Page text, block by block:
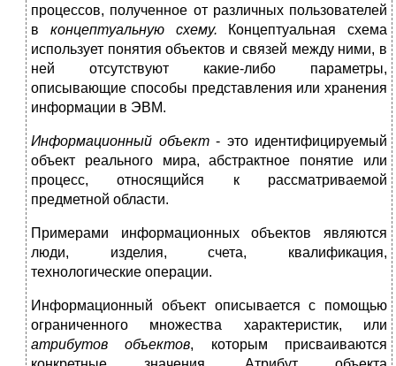
процессов, полученное от различных пользователей
в концептуальную схему. Концептуальная схема
использует понятия объектов и связей между ними, в
ней отсутствуют какие-либо параметры,
описывающие способы представления или хранения
информации в ЭВМ.
Информационный объект- это идентифицируемый
объект реального мира, абстрактное понятие или
процесс, относящийся к рассматриваемой
предметной области.
Примерами информационных объектов являются
люди, изделия, счета, квалификация,
технологические операции.
Информационный объект описывается с помощью
ограниченного множества характеристик, или
атрибутов объектов, которым присваиваются